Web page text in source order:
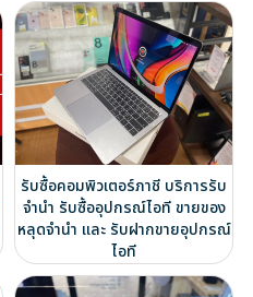
รับซื้อคอมพิวเตอร์ภาชี บริการรับ
จำนำ รับซื้ออุปกรณ์ไอที ขายของ
หลุดจำนำ และ รับฝากขายอุปกรณ์
ไอที